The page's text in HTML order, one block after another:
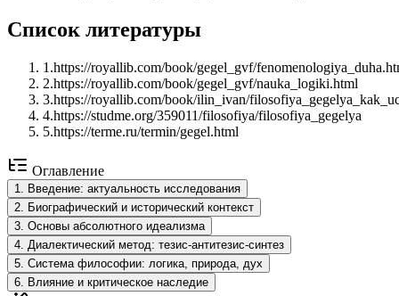
Список литературы
1 .https://royallib.com/book/gegel_gvf/
2.https://royallib.com/book/gegel_gvf/nauka_logiki.html
3.https://royallib.com/book/ilin_ivan/
4.https://studme.org/359011/filosofiya/filosofiya_gegelya
5.https://terme.ru/termin/gegel.html
Оглавление
1
Введение: актуальность исследования
2 Биографический и исторический контекст
3 Основы абсолютного идеализма
4 Диалектический метод: тезис-антитезис-синтез
5 Система философии: логика, природа, дух
6 Влияние и критическое наследие